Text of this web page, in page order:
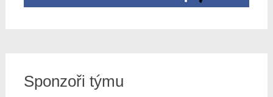
Sponzoři týmu